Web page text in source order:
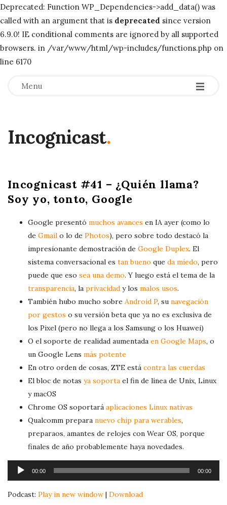
Deprecated: Function WP_Dependencies->add_data() was
called with an argument that is deprecated since version
6.9.0! IE conditional comments are ignored by all supported
browsers. in /var/www/html/wp-includes/functions.php on
line 6170
Menu -
-
-
Incognicast.
Incognicast #41 – ¿Quién llama?
Soy yo, tonto, Google
Google presentó muchos avances en IA ayer (como lo
de Gmail o lo de Photos), pero sobre todo destacó la
impresionante demostración de Google Duplex. El
sistema conversacional es tan bueno que da miedo, pero
puede que eso sea una demo. Y luego está el tema de la
transparencia, la privacidad y los malos usos.
También hubo mucho sobre Android P, su navegación
por gestos o su versión beta que ya no es exclusiva de
los Pixel (pero no llega a los Samsung o los Huawei)
O el soporte de realidad aumentada en Google Maps, o
un Google Lens más potente
En otro orden de cosas, ZTE está contra las cuerdas
El bloc de notas ya soporta el fin de línea de Unix, Linux
y macOS
Chrome OS soportará aplicaciones Linux nativas
Qualcomm prepara nuevo chip para werables,
preparaos, amantes de relojes con Wear OS, porque
finales de año probablemente haya novedades.
u
d
00:00 00:00
Podcast: Play in new window | Download